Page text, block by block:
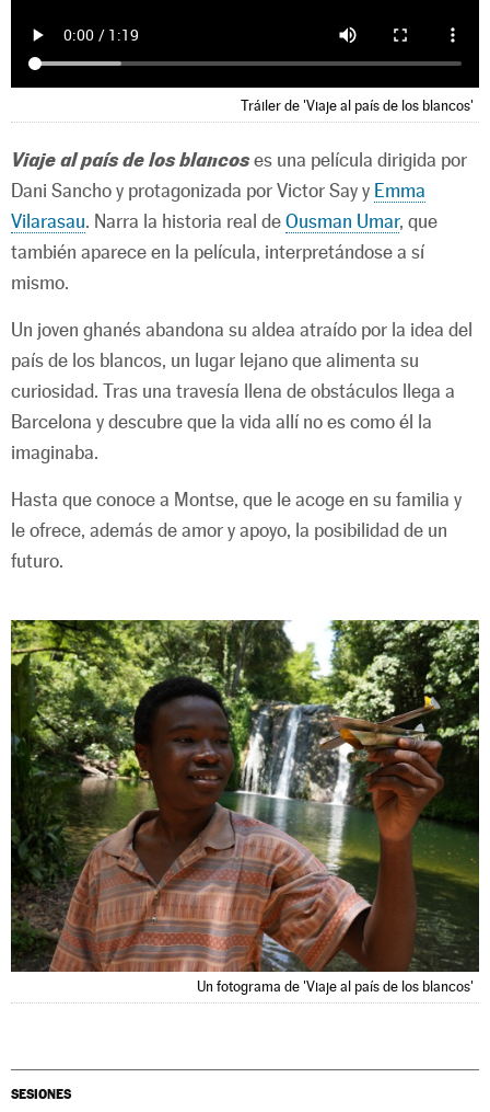
Tráiler de 'Viaje al país de los blancos'
Viaje al país de los blancoses una película dirigida por
Dani Sancho y protagonizada por Victor Say y Emma
Vilarasau. Narra la historia real de Ousman Umar, que
también aparece en la película, interpretándose a sí
mismo.
Un joven ghanés abandona su aldea atraído por la idea del
país de los blancos, un lugar lejano que alimenta su
curiosidad. Tras una travesía llena de obstáculos llega a
Barcelona y descubre que la vida allí no es como él la
imaginaba.
Hasta que conoce a Montse, que le acoge en su familia y
le ofrece, además de amor y apoyo, la posibilidad de un
futuro.
Un fotograma de 'Viaje al país de los blancos'
SESIONES